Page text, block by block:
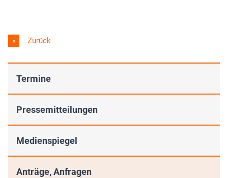
Zurück
Termine
Pressemitteilungen
Medienspiegel
Anträge, Anfragen